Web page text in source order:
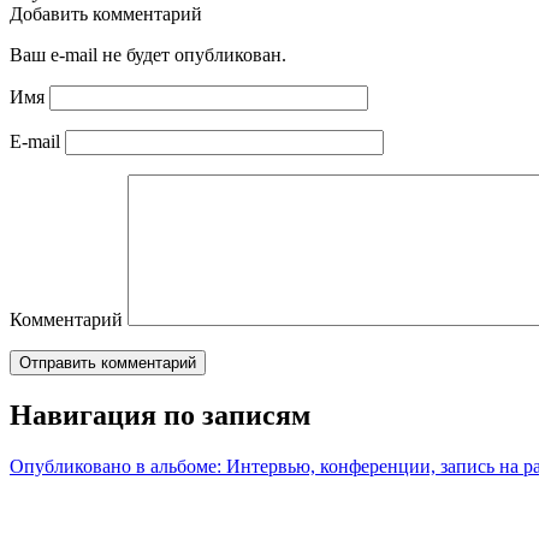
Добавить комментарий
Ваш e-mail не будет опубликован.
Имя
E-mail
Комментарий
Навигация по записям
Опубликовано в альбоме: Интервью, конференции, запись на